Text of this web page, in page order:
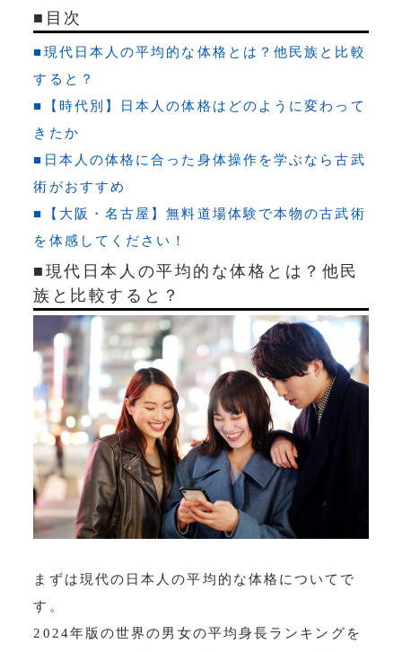
■目次
■現代日本人の平均的な体格とは？他民族と比較
すると？
■【時代別】日本人の体格はどのように変わって
きたか
■日本人の体格に合った身体操作を学ぶなら古武
術がおすすめ
■【大阪・名古屋】無料道場体験で本物の古武術
を体感してください！
■現代日本人の平均的な体格とは？他民
族と比較すると？
まずは現代の日本人の平均的な体格についてで
す。
2024年版の世界の男女の平均身長ランキングを